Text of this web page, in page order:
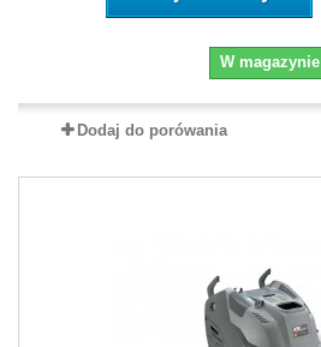
W magazynie
Dodaj do porówania